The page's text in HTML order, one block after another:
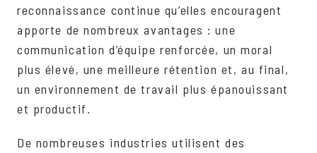
reconnaissance continue qu’elles encouragent
apporte de nombreux avantages : une
communication d’équipe renforcée, un moral
plus élevé, une meilleure rétention et, au final,
un environnement de travail plus épanouissant
et productif.
De nombreuses industries utilisent des